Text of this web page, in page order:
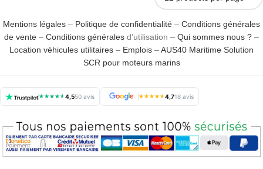
Mentions légales – Politique de confidentialité – Conditions générales
de vente – Conditions générales d’utilisation – Qui sommes nous ? –
Location véhicules utilitaires – Emplois –AUS40 Maritime Solution
SCR pour moteurs marins
★★★★★4,550 avis ★★★★★4,718 avis